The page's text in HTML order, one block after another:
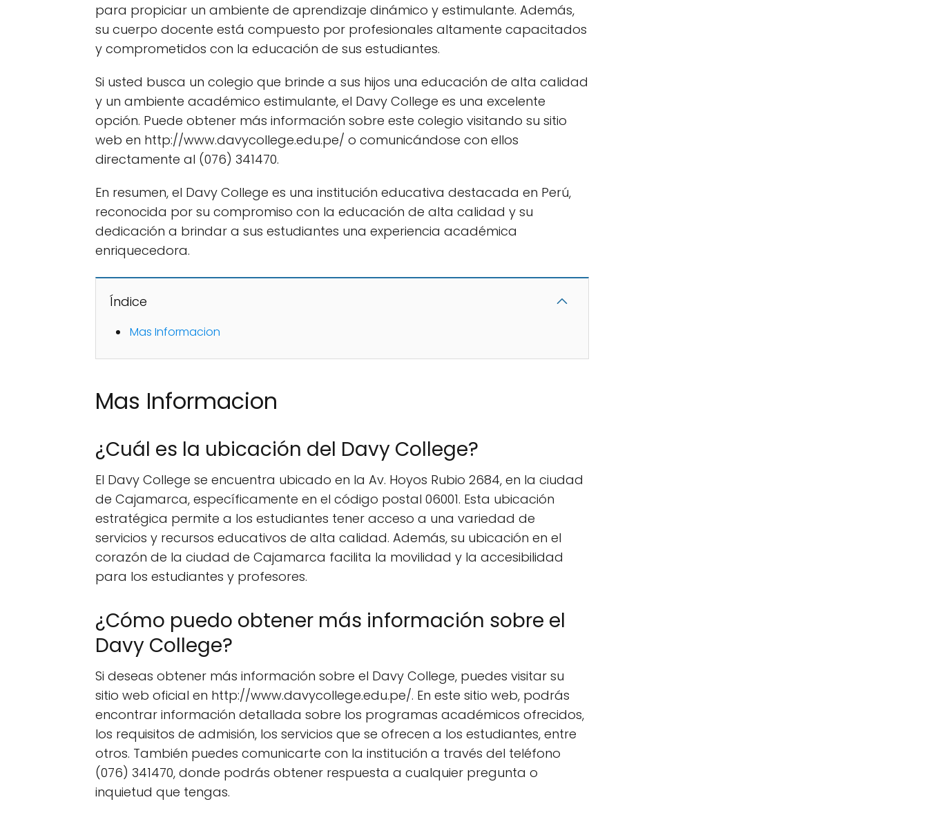
para propiciar un ambiente de aprendizaje dinámico y estimulante. Además,
su cuerpo docente está compuesto por profesionales altamente capacitados
y comprometidos con la educación de sus estudiantes.
Si usted busca un colegio que brinde a sus hijos una educación de alta calidad
y un ambiente académico estimulante, el Davy College es una excelente
opción. Puede obtener más información sobre este colegio visitando su sitio
web en http://www.davycollege.edu.pe/ o comunicándose con ellos
directamente al (076) 341470.
En resumen, el Davy College es una institución educativa destacada en Perú,
reconocida por su compromiso con la educación de alta calidad y su
dedicación a brindar a sus estudiantes una experiencia académica
enriquecedora.
Índice
Mas Informacion
Mas Informacion
¿Cuál es la ubicación del Davy College?
El Davy College se encuentra ubicado en la Av. Hoyos Rubio 2684, en la ciudad
de Cajamarca, específicamente en el código postal 06001. Esta ubicación
estratégica permite a los estudiantes tener acceso a una variedad de
servicios y recursos educativos de alta calidad. Además, su ubicación en el
corazón de la ciudad de Cajamarca facilita la movilidad y la accesibilidad
para los estudiantes y profesores.
¿Cómo puedo obtener más información sobre el
Davy College?
Si deseas obtener más información sobre el Davy College, puedes visitar su
sitio web oficial en http://www.davycollege.edu.pe/. En este sitio web, podrás
encontrar información detallada sobre los programas académicos ofrecidos,
los requisitos de admisión, los servicios que se ofrecen a los estudiantes, entre
otros. También puedes comunicarte con la institución a través del teléfono
(076) 341470, donde podrás obtener respuesta a cualquier pregunta o
inquietud que tengas.